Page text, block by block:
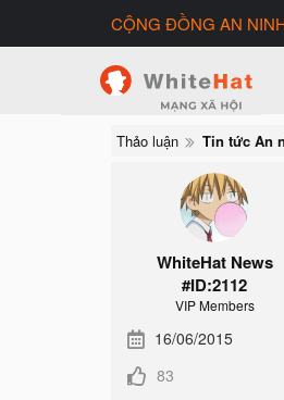
CỘNG ĐỒNG AN
Thảo luận Tin tức An
WhiteHat News
#ID:2112
VIP Members
16/06/2015
83